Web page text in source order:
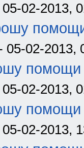
05-02-2013,
05-02-2013,
помощи
05-02-2013,
помощи
05-02-2013,